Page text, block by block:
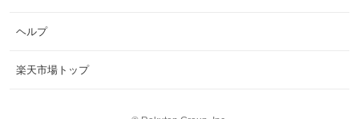
ヘルプ
楽天市場トップ